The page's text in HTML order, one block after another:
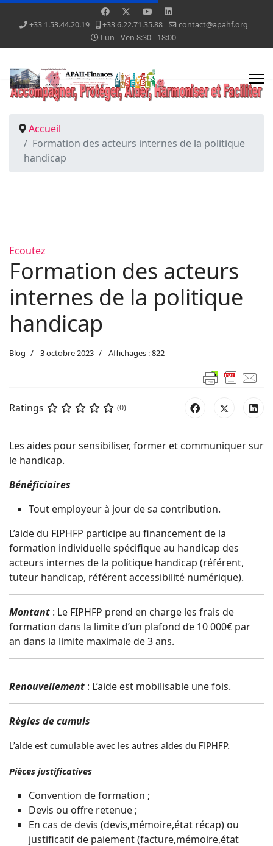
+33 1.53.44.20.19 +33 6.22.71.35.88
contact@apahf.org
Lun - Ven 8:30 - 18:00
Accueil
Formation des acteurs internes de la politique
handicap
Ecoutez
Formation des acteurs
internes de la politique
handicap
Blog 3 octobre 2023 Affichages : 822
Ratings (0)
Les aides pour sensibiliser, former et communiquer sur
le handicap.
Bénéficiaires
Tout employeur à jour de sa contribution.
L’aide du FIPHFP participe au financement de la
formation individuelle spécifique au handicap des
acteurs internes de la politique handicap (référent,
tuteur handicap, référent accessibilité numérique).
Montant : Le FIPHFP prend en charge les frais de
formation dans la limite d’un plafond de 10 000€ par
an dans la limite maximale de 3 ans.
Renouvellement : L’aide est mobilisable une fois.
Règles de cumuls
L’aide est cumulable avec les autres aides du FIPHFP.
Pièces justificatives
Convention de formation ;
Devis ou offre retenue ;
En cas de devis (devis,mémoire,état récap) ou
justificatif de paiement (facture,mémoire,état